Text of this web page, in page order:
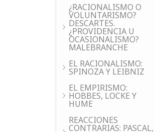
¿RACIONALISMO O
VOLUNTARISMO?
DESCARTES.
¿PROVIDENCIA U
OCASIONALISMO?
MALEBRANCHE
EL RACIONALISMO:
SPINOZA Y LEIBNIZ
EL EMPIRISMO:
HOBBES, LOCKE Y
HUME
REACCIONES
CONTRARIAS: PASCAL,